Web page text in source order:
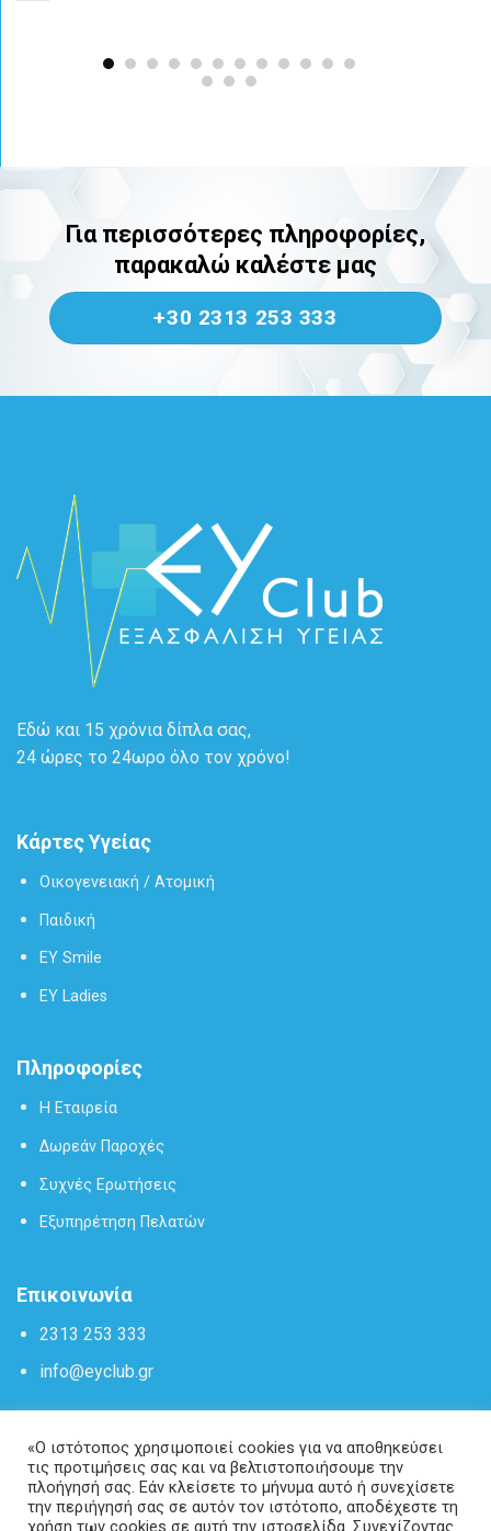
Για περισσότερες πληροφορίες,
παρακαλώ καλέστε μας
+30 2313 253 333
Εδώ και 15 χρόνια δίπλα σας,
24 ώρες το 24ωρο όλο τον χρόνο!
Κάρτες Υγείας
Οικογενειακή / Ατομική
Παιδική
EY Smile
EY Ladies
Πληροφορίες
Η Εταιρεία
Δωρεάν Παροχές
Συχνές Ερωτήσεις
Εξυπηρέτηση Πελατών
Επικοινωνία
2313 253 333
info@eyclub.gr
«Ο ιστότοπος χρησιμοποιεί cookies για να αποθηκεύσει
τις προτιμήσεις σας και να βελτιστοποιήσουμε την
πλοήγησή σας. Εάν κλείσετε το μήνυμα αυτό ή συνεχίσετε
την περιήγησή σας σε αυτόν τον ιστότοπο, αποδέχεστε τη
χρήση των cookies σε αυτή την ιστοσελίδα. Συνεχίζοντας